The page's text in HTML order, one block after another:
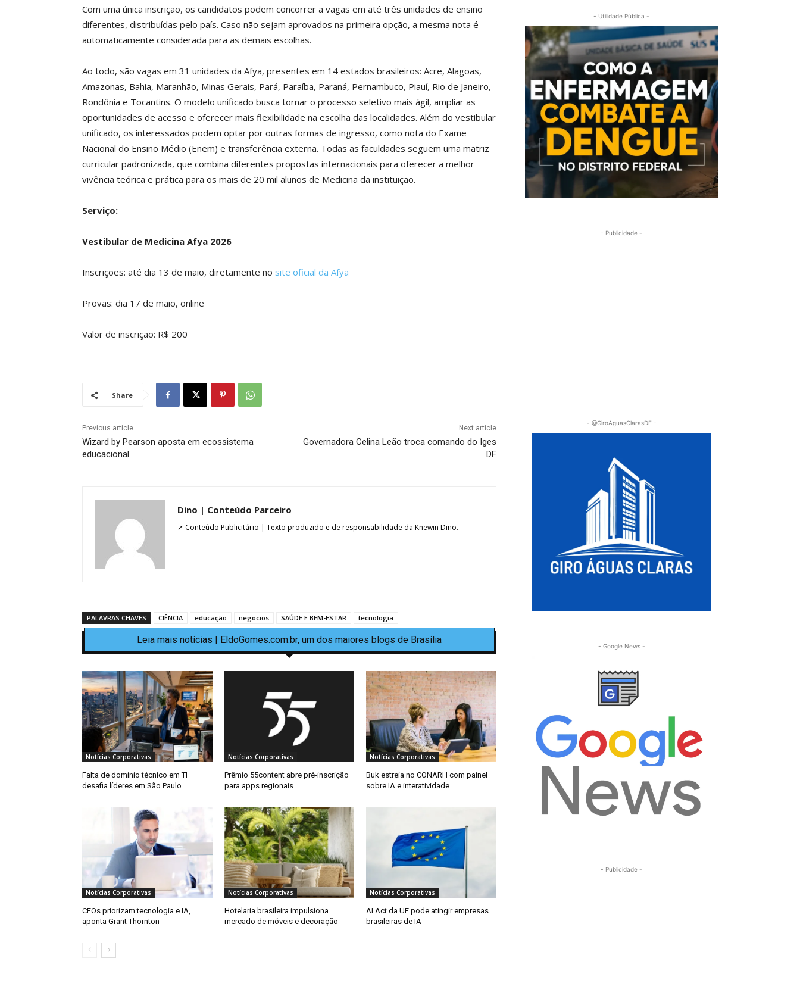
Com uma única inscrição, os candidatos podem concorrer a vagas em até três unidades de ensino
diferentes, distribuídas pelo país. Caso não sejam aprovados na primeira opção, a mesma nota é
automaticamente considerada para as demais escolhas.
Ao todo, são vagas em 31 unidades da Afya, presentes em 14 estados brasileiros: Acre, Alagoas,
Amazonas, Bahia, Maranhão, Minas Gerais, Pará, Paraíba, Paraná, Pernambuco, Piauí, Rio de Janeiro,
Rondônia e Tocantins. O modelo unificado busca tornar o processo seletivo mais ágil, ampliar as
oportunidades de acesso e oferecer mais flexibilidade na escolha das localidades. Além do vestibular
unificado, os interessados podem optar por outras formas de ingresso, como nota do Exame
Nacional do Ensino Médio (Enem) e transferência externa. Todas as faculdades seguem uma matriz
curricular padronizada, que combina diferentes propostas internacionais para oferecer a melhor
vivência teórica e prática para os mais de 20 mil alunos de Medicina da instituição.
Serviço:
Vestibular de Medicina Afya 2026
Inscrições: até dia 13 de maio, diretamente no site oficial da Afya
Provas: dia 17 de maio, online
Valor de inscrição: R$ 200
Share
Previous article
Wizard by Pearson aposta em ecossistema
educacional
Next article
Governadora Celina Leão troca comando do Iges
DF
Dino | Conteúdo Parceiro
➚ Conteúdo Publicitário | Texto produzido e de responsabilidade da Knewin Dino.
PALAVRAS CHAVES CIÊNCIA educação negocios SAÚDE E BEM-ESTAR tecnologia
Leia mais notícias | EldoGomes.com.br, um dos maiores blogs de Brasília
Notícias Corporativas
Falta de domínio técnico em TI
desafia líderes em São Paulo
Notícias Corporativas
Prêmio 55content abre pré-inscrição
para apps regionais
Notícias Corporativas
Buk estreia no CONARH com painel
sobre IA e interatividade
Notícias Corporativas
CFOs priorizam tecnologia e IA,
aponta Grant Thornton
Notícias Corporativas
Hotelaria brasileira impulsiona
mercado de móveis e decoração
Notícias Corporativas
AI Act da UE pode atingir empresas
brasileiras de IA
- Utilidade Pública -
- Publicidade -
- @GiroAguasClarasDF -
- Google News -
- Publicidade -